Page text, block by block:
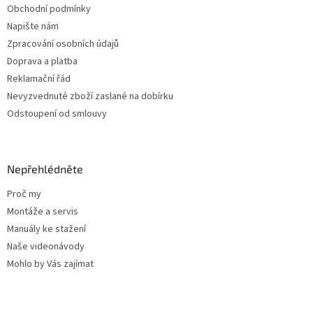
Obchodní podmínky
Napište nám
Zpracování osobních údajů
Doprava a platba
Reklamační řád
Nevyzvednuté zboží zaslané na dobírku
Odstoupení od smlouvy
Nepřehlédněte
Proč my
Montáže a servis
Manuály ke stažení
Naše videonávody
Mohlo by Vás zajímat